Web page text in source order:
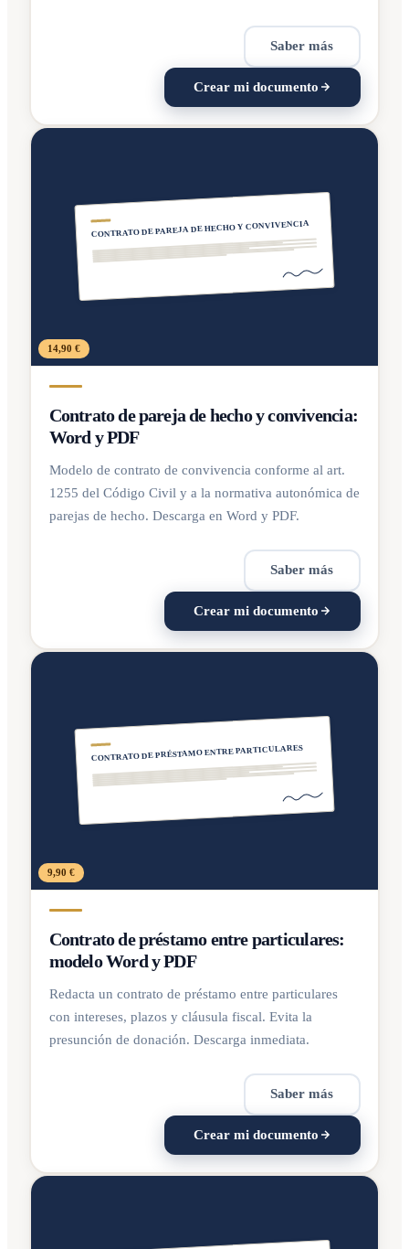
Saber más
Crear mi documento
CONTRATO DE PAREJA DE HECHO Y CONVIVENCIA
14,90 €
Contrato de pareja de hecho y convivencia:
Word y PDF
Modelo de contrato de convivencia conforme al art.
1255 del Código Civil y a la normativa autonómica de
parejas de hecho. Descarga en Word y PDF.
Saber más
Crear mi documento
CONTRATO DE PRÉSTAMO ENTRE PARTICULARES
9,90 €
Contrato de préstamo entre particulares:
modelo Word y PDF
Redacta un contrato de préstamo entre particulares
con intereses, plazos y cláusula fiscal. Evita la
presunción de donación. Descarga inmediata.
Saber más
Crear mi documento